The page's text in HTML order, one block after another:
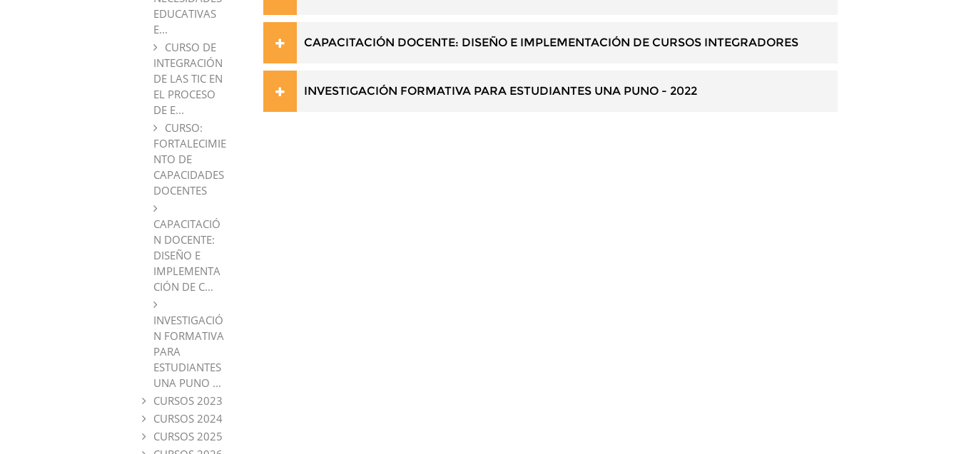
CAPACITACIÓN DOCENTE: DISEÑO E IMPLEMENTACIÓN DE CURSOS INTEGRADORES
INVESTIGACIÓN FORMATIVA PARA ESTUDIANTES UNA PUNO - 2022
EDUCATIVAS
E...
CURSO DE
INTEGRACIÓN
DE LAS TIC EN
EL PROCESO
DE E...
CURSO:
FORTALECIMIE
NTO DE
CAPACIDADES
DOCENTES
CAPACITACIÓ
N DOCENTE:
DISEÑO E
IMPLEMENTA
CIÓN DE C...
INVESTIGACIÓ
N FORMATIVA
PARA
ESTUDIANTES
UNA PUNO ...
CURSOS 2023
CURSOS 2024
CURSOS 2025